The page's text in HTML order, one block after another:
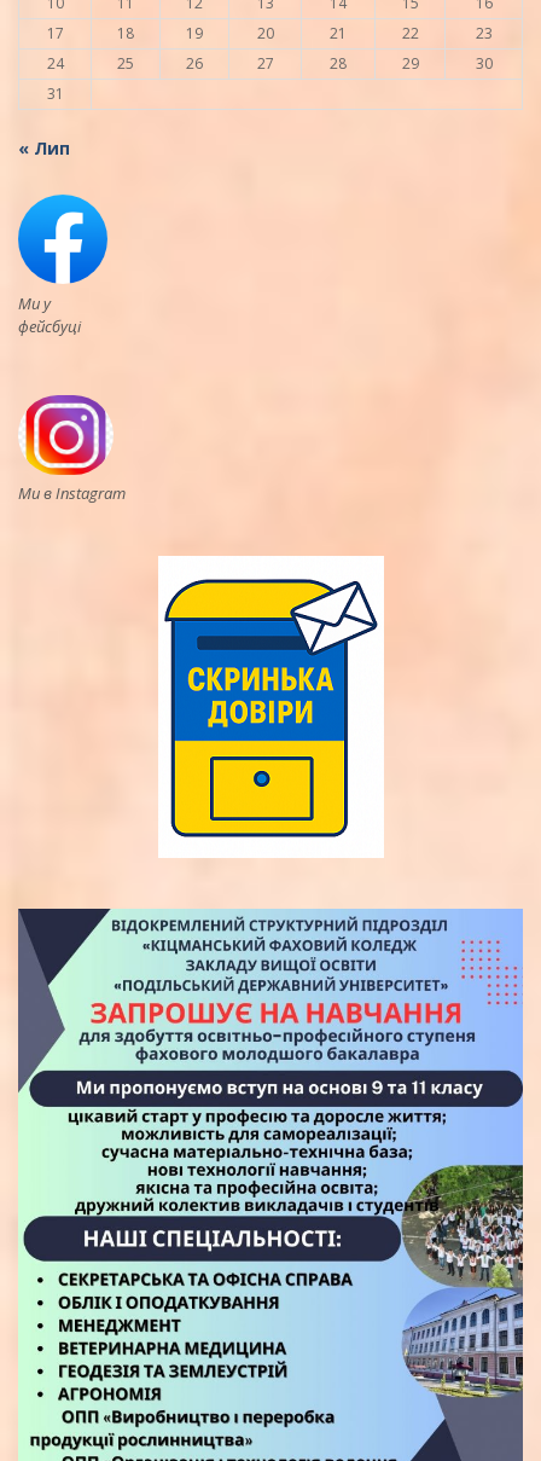
17
18 19 20 21 22
23
24
25 26 27 28 29
30
31
« Лип
Ми у
фейсбуці
Ми в Instagram